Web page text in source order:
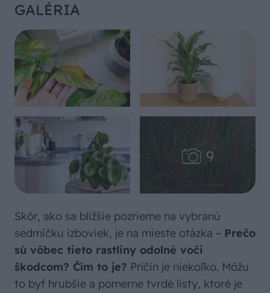
GALÉRIA
Skôr, ako sa bližšie pozrieme na vybranú
sedmičku izboviek, je na mieste otázka – Prečo
sú vôbec tieto rastliny odolné voči
škodcom? Čím to je? Príčin je niekoľko. Môžu
to byť hrubšie a pomerne tvrdé listy, ktoré je